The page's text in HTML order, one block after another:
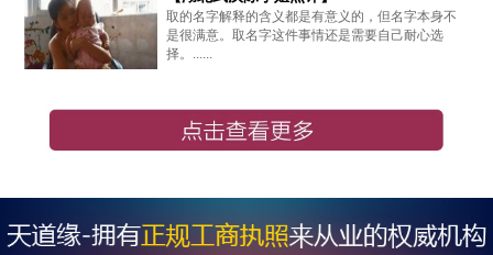
取的名字解释的含义都是有意义的，但名字本身不
是很满意。取名字这件事情还是需要自己耐心选
择。......